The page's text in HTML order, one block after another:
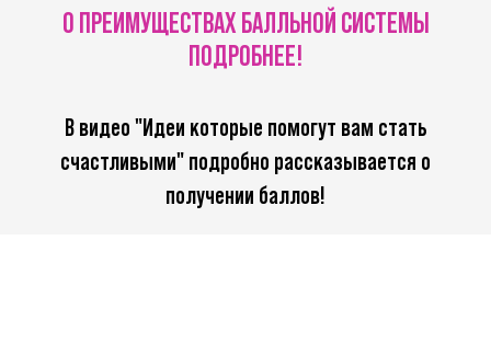
О ПРЕИМУЩЕСТВАХ БАЛЛЬНОЙ СИСТЕМЫ
ПОДРОБНЕЕ!
В видео "Идеи которые помогут вам стать
счастливыми" подробно рассказывается о
получении баллов!